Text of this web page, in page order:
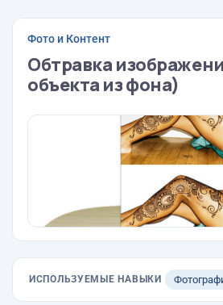
Фото и Контент
Обтравка
объекта из фона)
ИСПОЛЬЗУЕМЫЕ НАВЫКИ